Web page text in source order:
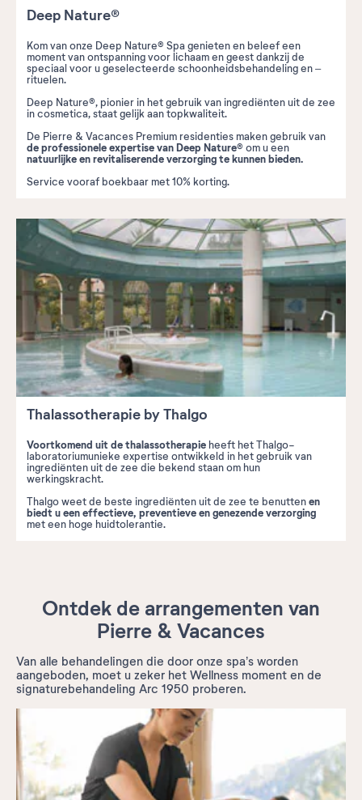
Deep Nature®
Kom van onze Deep Nature® Spa genieten en beleef een
moment van ontspanning voor lichaam en geest dankzij de
speciaal voor u geselecteerde schoonheidsbehandeling en –
rituelen.
Deep Nature®, pionier in het gebruik van ingrediënten uit de zee
in cosmetica,staat gelijk aantopkwaliteit.
De Pierre & Vacances Premium residenties maken gebruik van
de professionele expertise van Deep Nature® om u een
natuurlijke en revitaliserende verzorging te kunnen bieden.
Service vooraf boekbaar met 10% korting.
Thalassotherapie by Thalgo
Voortkomend uit de thalassotherapie heeft het Thalgo-
laboratoriumunieke expertise ontwikkeld in het gebruik van
ingrediënten uit de zee die bekend staan om hun
werkingskracht.
Thalgo weet de beste ingrediënten uit de zee te benuttenen
biedt u een effectieve, preventieve en genezende verzorging
met een hoge huidtolerantie.
Ontdek de arrangementen van
Pierre & Vacances
Van alle behandelingen die door onze spa’s worden
aangeboden, moet u zeker het Wellness moment en de
signaturebehandeling Arc 1950 proberen.